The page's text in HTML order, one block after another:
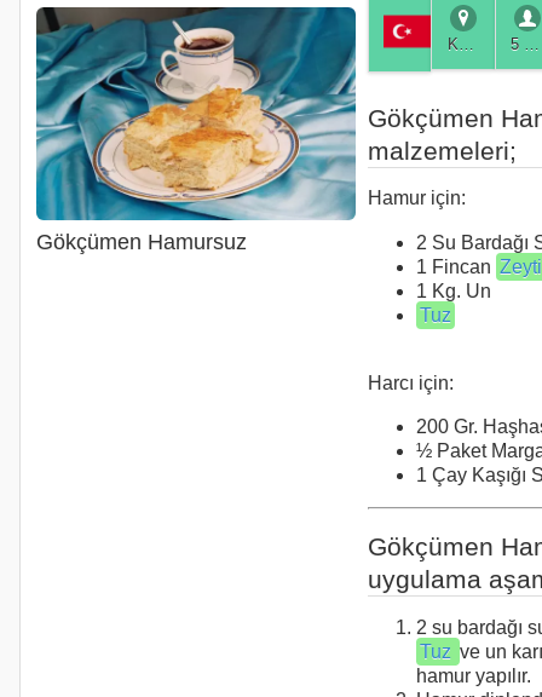
Gökçümen Hamursuz
Gökçümen
malzemeleri;
Hamur için:
2 Su Bardağı
1 Fincan
1 Kg. Un
Tuz
Harcı için:
200 Gr.
½ Paket
1 Çay Kaşığı
Gökçümen
uygulama
2 su bardağı
Tuz ve un
hamur yapılır.